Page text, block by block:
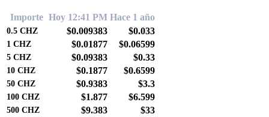
Importe Hoy 12:41 PM Hace 1 año
0.5 CHZ $0.009383 $0.033
1 CHZ $0.01877 $0.06599
5 CHZ $0.09383 $0.33
10 CHZ $0.1877 $0.6599
50 CHZ $0.9383 $3.3
100 CHZ $1.877 $6.599
500 CHZ $9.383 $33